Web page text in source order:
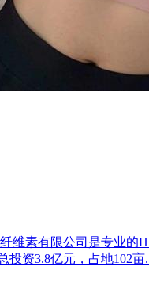
维素有限公司是专业的
投资3.8亿元，占地102亩